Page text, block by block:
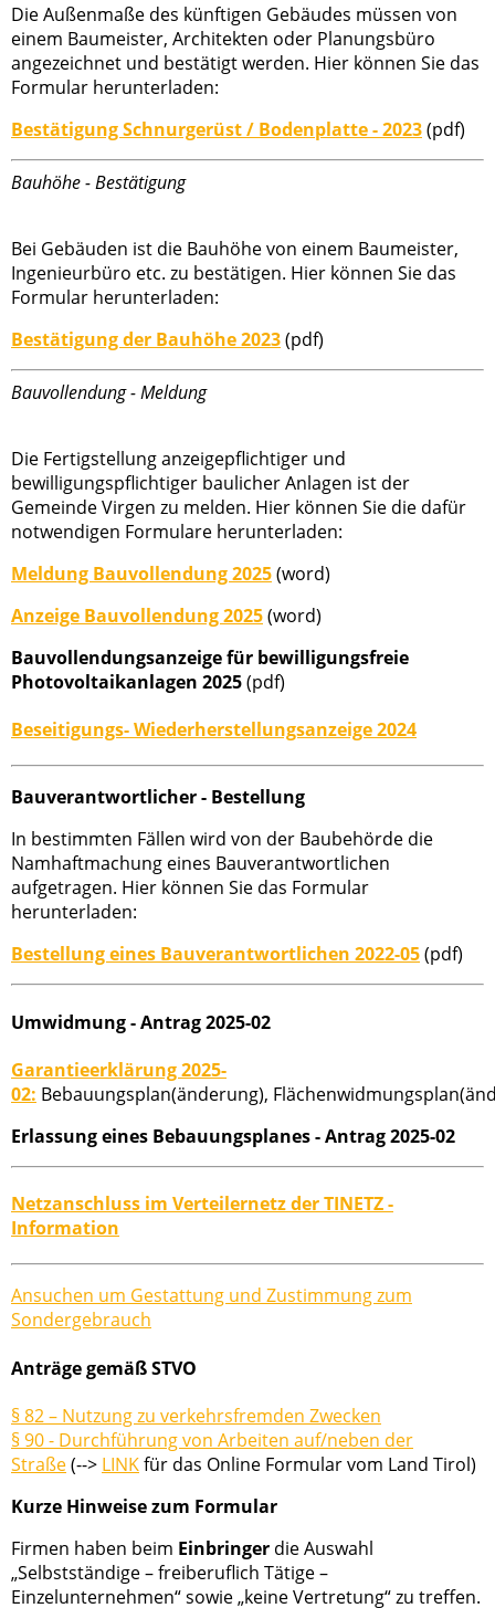
Die Außenmaße des künftigen Gebäudes müssen von
einem Baumeister, Architekten oder Planungsbüro
angezeichnet und bestätigt werden. Hier können Sie das
Formular herunterladen:
Bestätigung Schnurgerüst / Bodenplatte - 2023(pdf)
Bauhöhe - Bestätigung
Bei Gebäuden ist die Bauhöhe von einem Baumeister,
Ingenieurbüro etc. zu bestätigen. Hier können Sie das
Formular herunterladen:
Bestätigung der Bauhöhe 2023(pdf)
Bauvollendung - Meldung
Die Fertigstellung anzeigepflichtiger und
bewilligungspflichtiger baulicher Anlagen ist der
Gemeinde Virgen zu melden. Hier können Sie die dafür
notwendigen Formulare herunterladen:
Meldung Bauvollendung 2025(word)
Anzeige Bauvollendung 2025(word)
Bauvollendungsanzeige für bewilligungsfreie
Photovoltaikanlagen 2025(pdf)
Beseitigungs- Wiederherstellungsanzeige 2024
Bauverantwortlicher - Bestellung
In bestimmten Fällen wird von der Baubehörde die
Namhaftmachung eines Bauverantwortlichen
aufgetragen. Hier können Sie das Formular
herunterladen:
Bestellung eines Bauverantwortlichen 2022-05(pdf)
Umwidmung - Antrag 2025-02
Garantieerklärung 2025-
02: Bebauungsplan(änderung),
Erlassung eines Bebauungsplanes - Antrag 2025-02
Netzanschluss im Verteilernetz der TINETZ -
Information
Ansuchen um Gestattung und Zustimmung zum
Sondergebrauch
Anträge gemäß STVO
§ 82 – Nutzung zu verkehrsfremden Zwecken
§ 90 - Durchführung von Arbeiten auf/neben der
Straße(--> LINKfür das Online Formular vom Land Tirol)
Kurze Hinweise zum Formular
Firmen haben beim Einbringer die Auswahl
„Selbstständige – freiberuflich Tätige –
Einzelunternehmen“ sowie „keine Vertretung“ zu treffen.